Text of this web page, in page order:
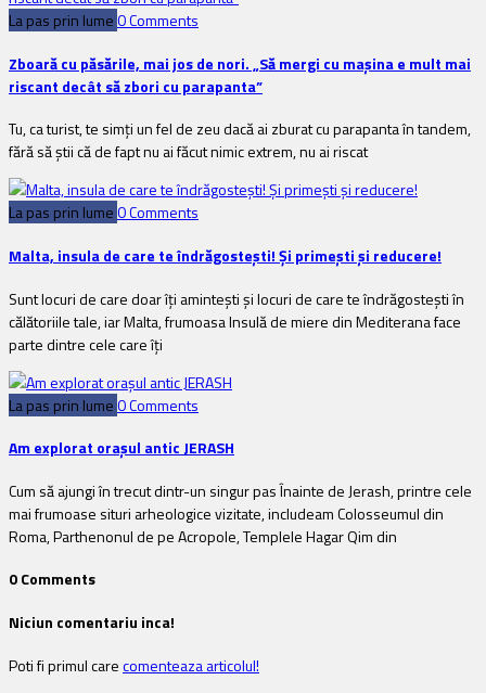
La pas prin lume0 Comments
Zboară cu păsările, mai jos de nori. „Să mergi cu mașina e mult mai
riscant decât să zbori cu parapanta”
Tu, ca turist, te simți un fel de zeu dacă ai zburat cu parapanta în tandem,
fără să știi că de fapt nu ai făcut nimic extrem, nu ai riscat
La pas prin lume0 Comments
Malta, insula de care te îndrăgostești! Și primești și reducere!
Sunt locuri de care doar îți amintești și locuri de care te îndrăgostești în
călătoriile tale, iar Malta, frumoasa Insulă de miere din Mediterana face
parte dintre cele care îți
La pas prin lume0 Comments
Am explorat oraşul antic JERASH
Cum să ajungi în trecut dintr-un singur pas Înainte de Jerash, printre cele
mai frumoase situri arheologice vizitate, includeam Colosseumul din
Roma, Parthenonul de pe Acropole, Templele Hagar Qim din
0 Comments
Niciun comentariu inca!
Poti fi primul carecomenteaza articolul!